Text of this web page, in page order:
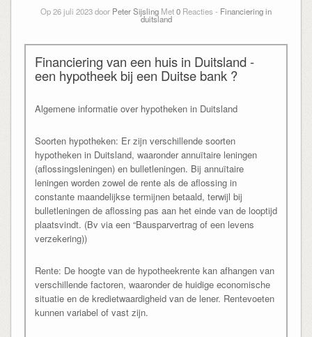
Op 26 juli 2023 door Peter Sijsling Met0 Reacties - Financiering in
duitsland
Financiering van een huis in Duitsland -
een hypotheek bij een Duitse bank ?
Algemene informatie over hypotheken in Duitsland
Soorten hypotheken: Er zijn verschillende soorten
hypotheken in Duitsland, waaronder annuïtaire leningen
(aflossingsleningen) en bulletleningen. Bij annuïtaire
leningen worden zowel de rente als de aflossing in
constante maandelijkse termijnen betaald, terwijl bij
bulletleningen de aflossing pas aan het einde van de looptijd
plaatsvindt. (Bv via een “Bausparvertrag of een levens
verzekering))
Rente: De hoogte van de hypotheekrente kan afhangen van
verschillende factoren, waaronder de huidige economische
situatie en de kredietwaardigheid van de lener. Rentevoeten
kunnen variabel of vast zijn.